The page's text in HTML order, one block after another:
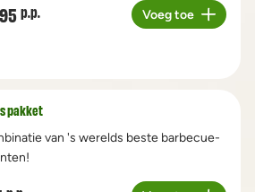
p.p.
Aantal
Voeg toe
pakket
van 's werelds beste barbecue-